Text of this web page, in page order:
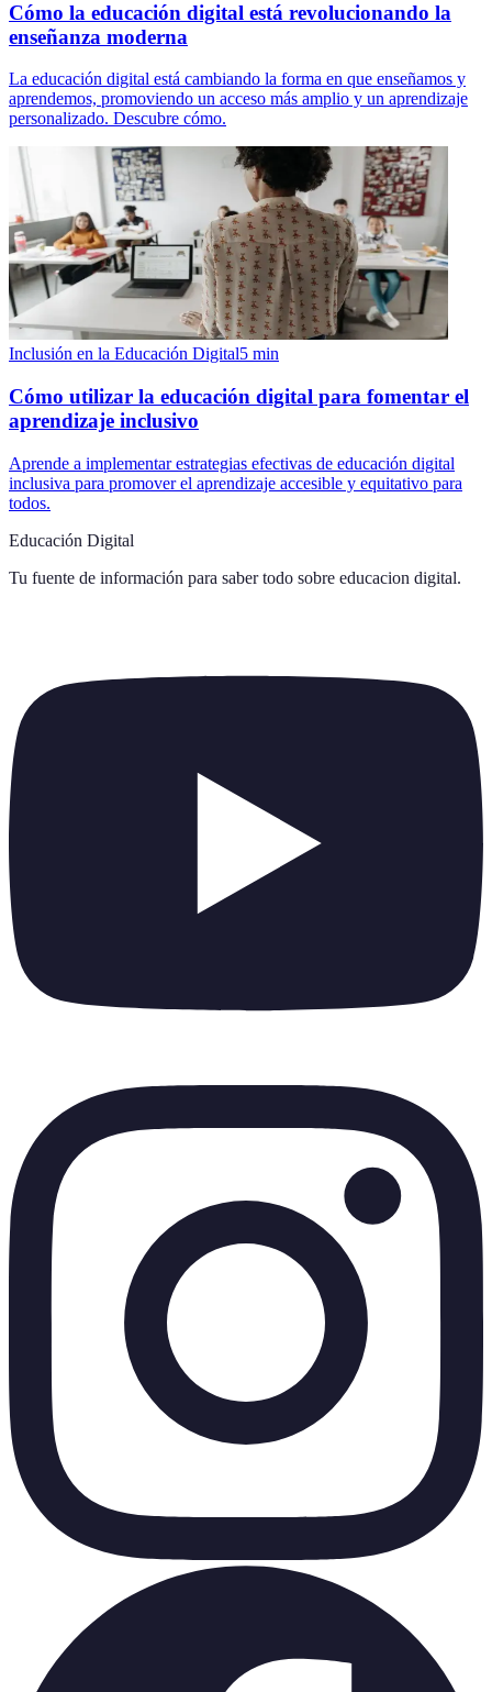
Cómo la educación digital está revolucionando la
enseñanza moderna
La educación digital está cambiando la forma en que enseñamos y
aprendemos, promoviendo un acceso más amplio y un aprendizaje
personalizado. Descubre cómo.
Inclusión en la Educación Digital5 min
Cómo utilizar la educación digital para fomentar el
aprendizaje inclusivo
Aprende a implementar estrategias efectivas de educación digital
inclusiva para promover el aprendizaje accesible y equitativo para
todos.
Educación Digital
Tu fuente de información para saber todo sobre educacion digital.